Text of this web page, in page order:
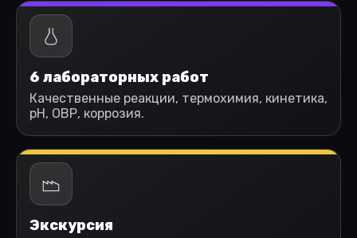
6 лабораторных работ
Качественные реакции, термохимия, кинетика,
pH, ОВР, коррозия.
Экскурсия